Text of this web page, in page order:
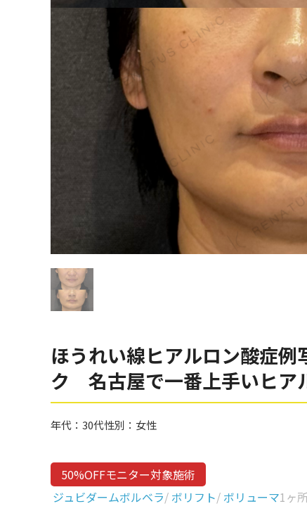
部位から探す
ほうれい線
ヒアルロン酸リフトアッ
リジュラン
ゴウリ
糸リフト
目の下のクマ取り
その他
性別から探す
Age
年代から探す
30代
40代
ほうれい線ヒアルロン酸症
ク 名古屋で一番上手いヒア
年代： 30代性別： 女性
50%OFFモニター対象施術
ジュビダームボルベラ/ ボリフト/ ボリューマ1ヶ